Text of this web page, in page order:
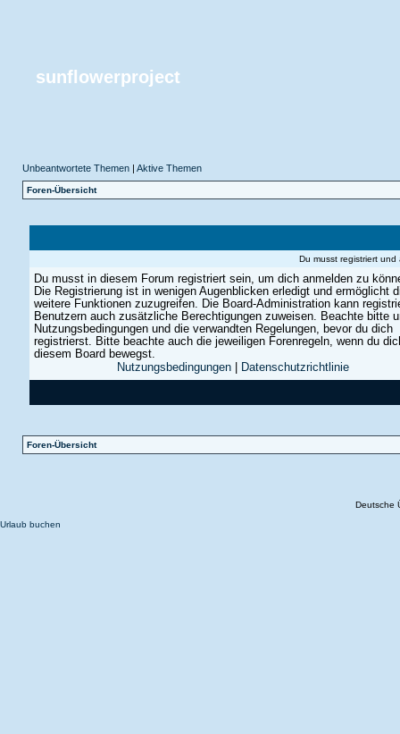
sunflowerproject
Unbeantwortete Themen| Aktive Themen
Foren-Übersicht
Du musst registriert
Du musst in diesem Forum registriert sein, um dich anmelden zu
Die Registrierung ist in wenigen Augenblicken erledigt und ermöglicht
weitere Funktionen zuzugreifen. Die Board-Administration kann
Benutzern auch zusätzliche Berechtigungen zuweisen. Beachte bitte
Nutzungsbedingungen und die verwandten Regelungen, bevor du dich
registrierst. Bitte beachte auch die jeweiligen Forenregeln, wenn du
diesem Board bewegst.
Nutzungsbedingungen
Datenschutzrichtlinie
Foren-Übersicht
Deutsche
Urlaub buchen